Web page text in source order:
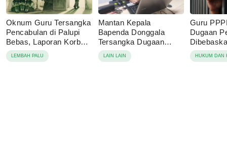
Oknum Guru Tersangka
Pencabulan di Palupi
Bebas, Laporan Korban
Berujung Damai
LEMBAH PALU
Mantan Kepala
Bapenda Donggala
Tersangka Dugaan
Korupsi Pajak Tambang
LAIN LAIN
Guru
Dugaan
Sebut
Keluarga
HUKUM DAN